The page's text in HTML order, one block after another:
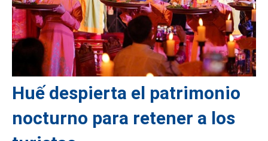
Huế despierta el patrimonio
nocturno para retener a los